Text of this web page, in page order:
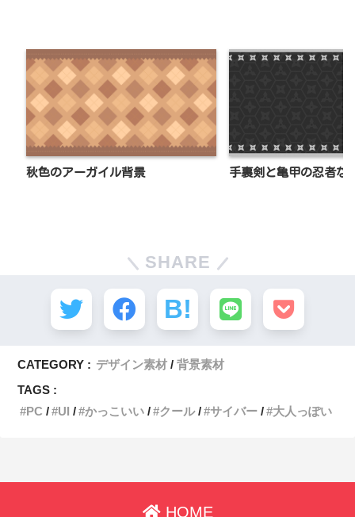
秋色のアーガイル背景 手裏剣と亀甲の忍者な
SHARE
CATEGORY : デザイン素材
背景素材
TAGS :
PC
UI かっこいい クール サイバー 大人っぽい
HOME